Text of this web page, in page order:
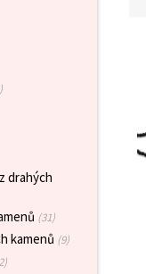
drahých
(31)
kamenů (9)